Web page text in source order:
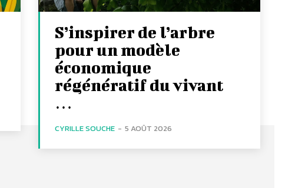
S’inspirer de l’arbre
pour un modèle
économique
régénératif du vivant
…
CYRILLE SOUCHE - 5 AOÛT 2026